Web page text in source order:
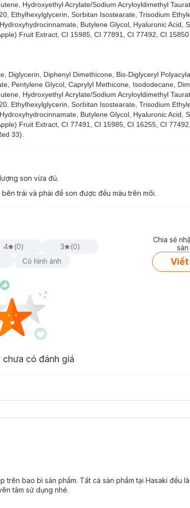
Hydroxyethyl Acrylate/Sodium Acryloyldimethyl
Ethylhexylglycerin, Sorbitan Isostearate, Trisodium
Butylene Glycol, Hyaluronic Acid,
Fruit Extract, CI 15985, CI 77891, CI 77492, CI
Diglycerin, Diphenyl Dimethicone, Bis-Diglyceryl
Pentylene Glycol, Caprylyl Methicone, Isododecane,
Hydroxyethyl Acrylate/Sodium Acryloyldimethyl
Ethylhexylglycerin, Sorbitan Isostearate, Trisodium
Butylene Glycol, Hyaluronic Acid,
Fruit Extract, CI 77491, CI 15985, CI 16255, CI
33).
son vừa đủ.
trái và phải để son được đều màu trên môi.
4 (0) 3 (0)
Có hình ảnh
Chia sẻ
Viết
chưa có đánh giá
bao bì sản phẩm. Tất cả sản phẩm tại Hasaki đều
tâm sử dụng nhé.